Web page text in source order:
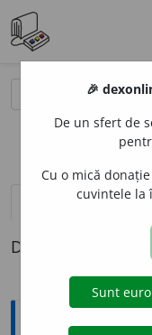
definiții (1)
Definiția cu ID-ul
Explicative
🎉
De un sfert de
Cu o mică
cuvintele la